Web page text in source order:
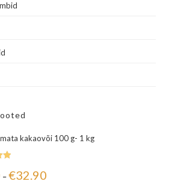
kakaovõi 100 g- 1 kg
– €32.90